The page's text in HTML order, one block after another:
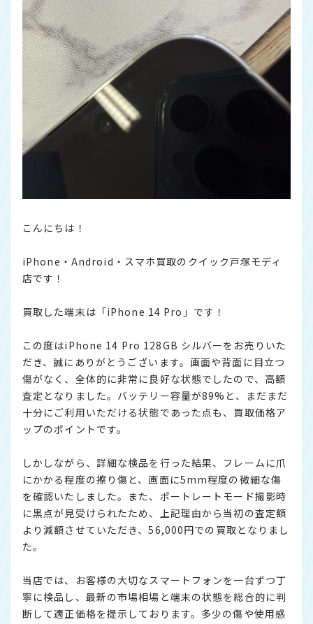
こんにちは！
iPhone・Android・スマホ買取のクイック戸塚モディ
店です！
買取した端末は「iPhone 14 Pro」です！
この度はiPhone 14 Pro 128GB シルバーをお売りいた
だき、誠にありがとうございます。画面や背面に目立つ
傷がなく、全体的に非常に良好な状態でしたので、高額
査定となりました。バッテリー容量が89%と、まだまだ
十分にご利用いただける状態であった点も、買取価格ア
ップのポイントです。
しかしながら、詳細な検品を行った結果、フレームに爪
にかかる程度の擦り傷と、画面に5mm程度の微細な傷
を確認いたしました。また、ポートレートモード撮影時
に黒点が見受けられたため、上記理由から当初の査定額
より減額させていただき、56,000円での買取となりまし
た。
当店では、お客様の大切なスマートフォンを一台ずつ丁
寧に検品し、最新の市場相場と端末の状態を総合的に判
断して適正価格を提示しております。多少の傷や使用感